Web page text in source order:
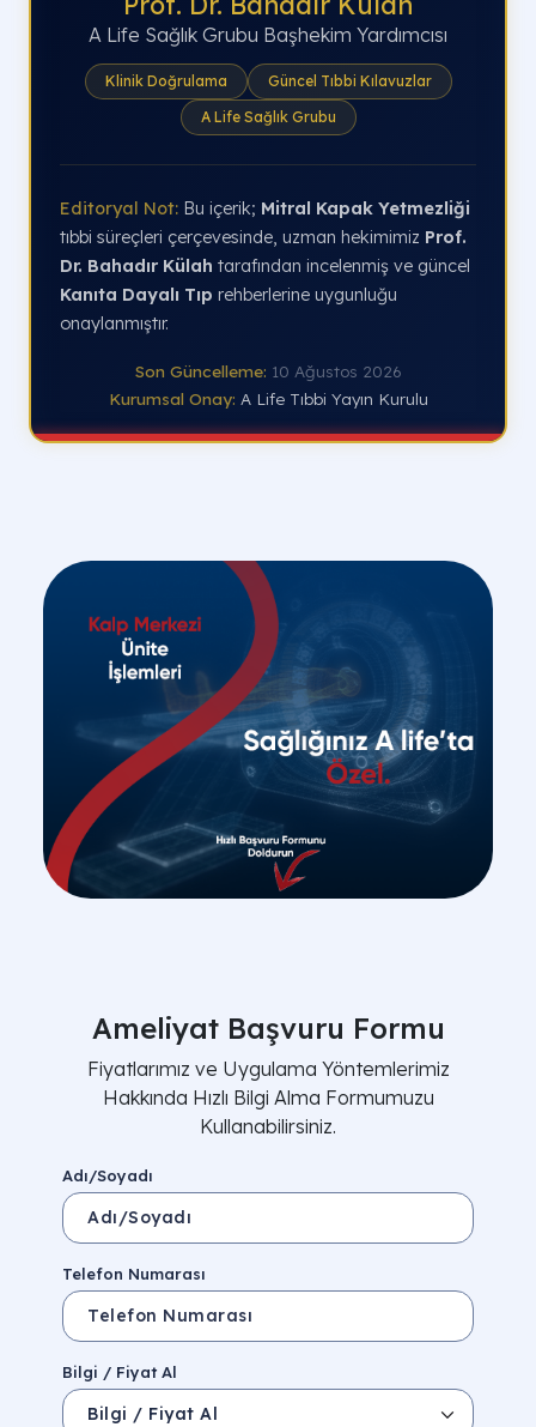
A Life Sağlık Grubu Başhekim Yardımcısı
Klinik Doğrulama
Güncel Tıbbi Kılavuzlar
A Life Sağlık Grubu
Editoryal Not: Bu içerik; Mitral Kapak Yetmezliği
tıbbi süreçleri çerçevesinde, uzman hekimimiz Prof.
Dr. Bahadır Külah tarafından incelenmiş ve güncel
Kanıta Dayalı Tıp rehberlerine uygunluğu
onaylanmıştır.
Son Güncelleme: 10 Ağustos 2026
Kurumsal Onay: A Life Tıbbi Yayın Kurulu
Ameliyat Başvuru Formu
Fiyatlarımız ve Uygulama Yöntemlerimiz
Hakkında Hızlı Bilgi Alma Formumuzu
Kullanabilirsiniz.
Adı/Soyadı
Telefon Numarası
Bilgi / Fiyat Al